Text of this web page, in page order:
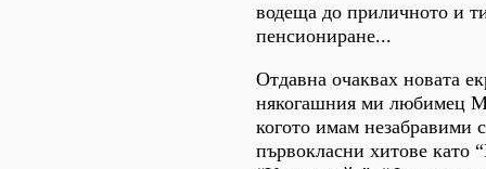
водеща до приличното и
пенсиониране...
Отдавна очаквах новата
някогашния ми любимец
когото имам незабравими
първокласни хитове като